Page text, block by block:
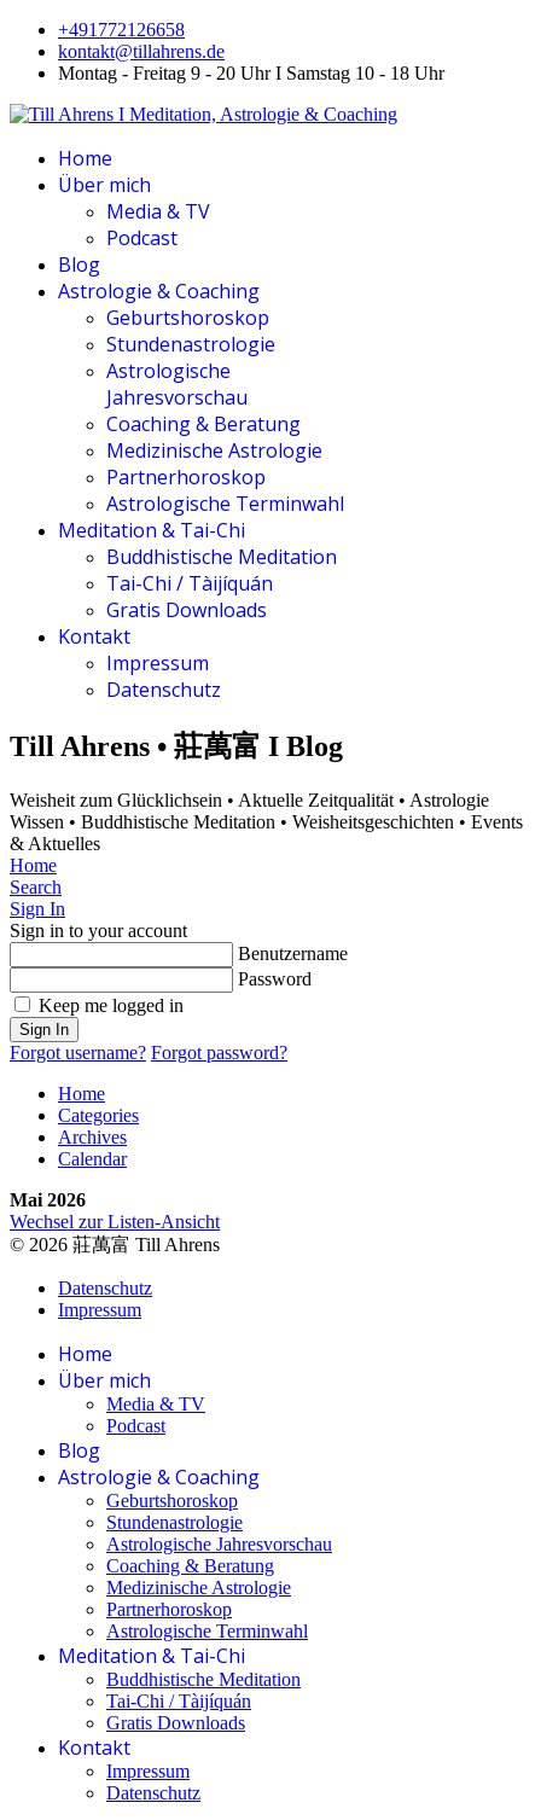
+491772126658
kontakt@tillahrens.de
Montag - Freitag 9 - 20 Uhr I Samstag 10 - 18 Uhr
Home
Über mich
Media & TV
Podcast
Blog
Astrologie & Coaching
Geburtshoroskop
Stundenastrologie
Astrologische
Jahresvorschau
Coaching & Beratung
Medizinische Astrologie
Partnerhoroskop
Astrologische Terminwahl
Meditation & Tai-Chi
Buddhistische Meditation
Tai-Chi / Tàijíquán
Gratis Downloads
Kontakt
Impressum
Datenschutz
Till Ahrens • 莊萬富 I Blog
Weisheit zum Glücklichsein • Aktuelle Zeitqualität • Astrologie
Wissen • Buddhistische Meditation • Weisheitsgeschichten • Events
& Aktuelles
Home
Search
Sign In
Sign in to your account
Benutzername
Password
Keep me logged in
Sign In
Forgot username? Forgot password?
Home
Categories
Archives
Calendar
Mai 2026
Wechsel zur Listen-Ansicht
© 2026 莊萬富 Till Ahrens
Datenschutz
Impressum
Home
Über mich
Media & TV
Podcast
Blog
Astrologie & Coaching
Geburtshoroskop
Stundenastrologie
Astrologische Jahresvorschau
Coaching & Beratung
Medizinische Astrologie
Partnerhoroskop
Astrologische Terminwahl
Meditation & Tai-Chi
Buddhistische Meditation
Tai-Chi / Tàijíquán
Gratis Downloads
Kontakt
Impressum
Datenschutz